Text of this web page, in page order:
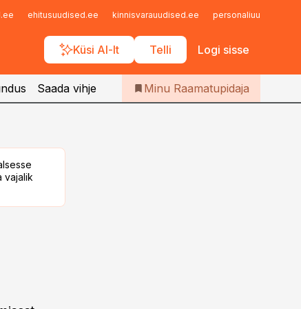
ehitusuudised.ee kinnisvarauudised.ee personaliuudised.ee
Küsi AI-lt Telli Logi sisse
Iseteenindus
Telli Raamatupidaja
Saada vihje Minu Raamatupidaja
vajalik